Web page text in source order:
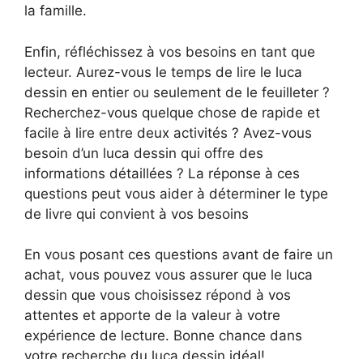
la famille.
Enfin, réfléchissez à vos besoins en tant que
lecteur. Aurez-vous le temps de lire le luca
dessin en entier ou seulement de le feuilleter ?
Recherchez-vous quelque chose de rapide et
facile à lire entre deux activités ? Avez-vous
besoin d’un luca dessin qui offre des
informations détaillées ? La réponse à ces
questions peut vous aider à déterminer le type
de livre qui convient à vos besoins
En vous posant ces questions avant de faire un
achat, vous pouvez vous assurer que le luca
dessin que vous choisissez répond à vos
attentes et apporte de la valeur à votre
expérience de lecture. Bonne chance dans
votre recherche du luca dessin idéal!